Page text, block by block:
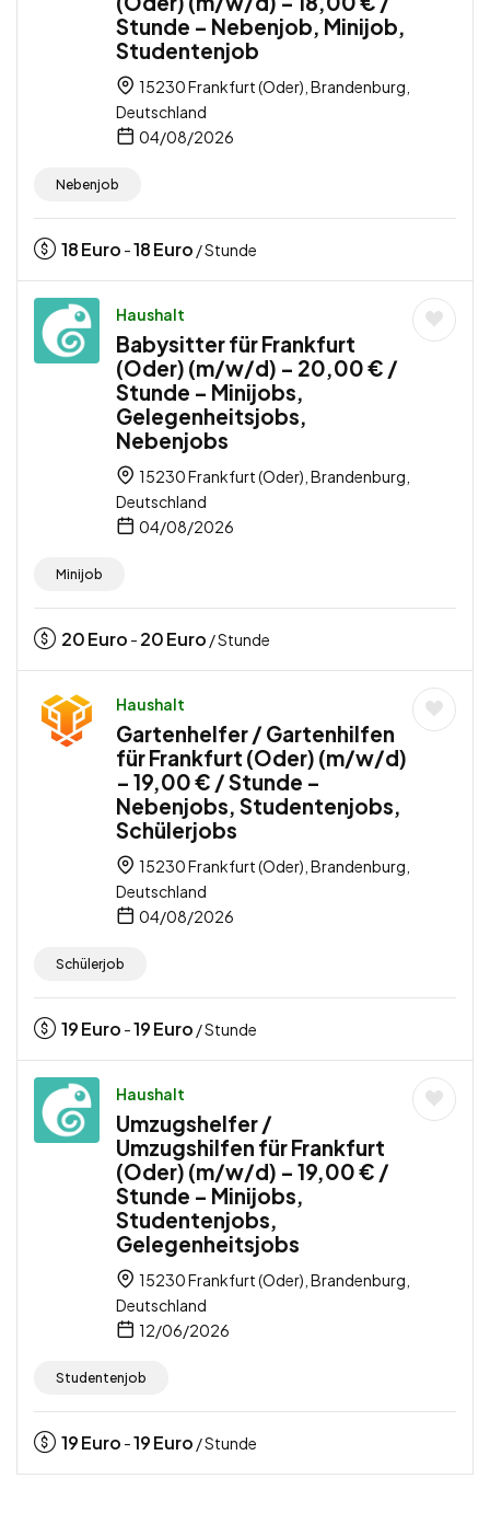
Stunde – Nebenjob, Minijob,
Studentenjob
15230 Frankfurt (Oder), Brandenburg,
Deutschland
04/08/2026
Nebenjob
18Euro -18Euro / Stunde
Haushalt
Babysitter für Frankfurt
(Oder) (m/w/d) – 20,00 € /
Stunde – Minijobs,
Gelegenheitsjobs,
Nebenjobs
15230 Frankfurt (Oder), Brandenburg,
Deutschland
04/08/2026
Minijob
20Euro - 20Euro / Stunde
Haushalt
Gartenhelfer / Gartenhilfen
für Frankfurt (Oder) (m/w/d)
– 19,00 € / Stunde –
Nebenjobs, Studentenjobs,
Schülerjobs
15230 Frankfurt (Oder), Brandenburg,
Deutschland
04/08/2026
Schülerjob
19Euro -19Euro / Stunde
Haushalt
Umzugshelfer /
Umzugshilfen für Frankfurt
(Oder) (m/w/d) – 19,00 € /
Stunde – Minijobs,
Studentenjobs,
Gelegenheitsjobs
15230 Frankfurt (Oder), Brandenburg,
Deutschland
12/06/2026
Studentenjob
19Euro -19Euro / Stunde